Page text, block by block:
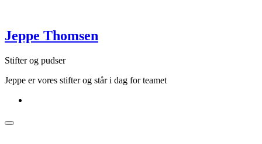
Jeppe Thomsen
Stifter og pudser
Jeppe er vores stifter og står i dag for teamet